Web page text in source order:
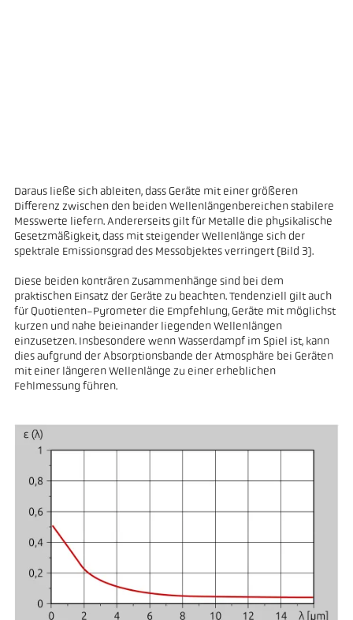
Daraus ließe sich ableiten, dass Geräte mit einer größeren
Differenz zwischen den beiden Wellenlängenbereichen stabilere
Messwerte liefern. Andererseits gilt für Metalle die physikalische
Gesetzmäßigkeit, dass mit steigender Wellenlänge sich der
spektrale Emissionsgrad des Messobjektes verringert (Bild 3).
Diese beiden konträren Zusammenhänge sind bei dem
praktischen Einsatz der Geräte zu beachten. Tendenziell gilt auch
für Quotienten-Pyrometer die Empfehlung, Geräte mit möglichst
kurzen und nahe beieinander liegenden Wellenlängen
einzusetzen. Insbesondere wenn Wasserdampf im Spiel ist, kann
dies aufgrund der Absorptionsbande der Atmosphäre bei Geräten
mit einer längeren Wellenlänge zu einer erheblichen
Fehlmessung führen.